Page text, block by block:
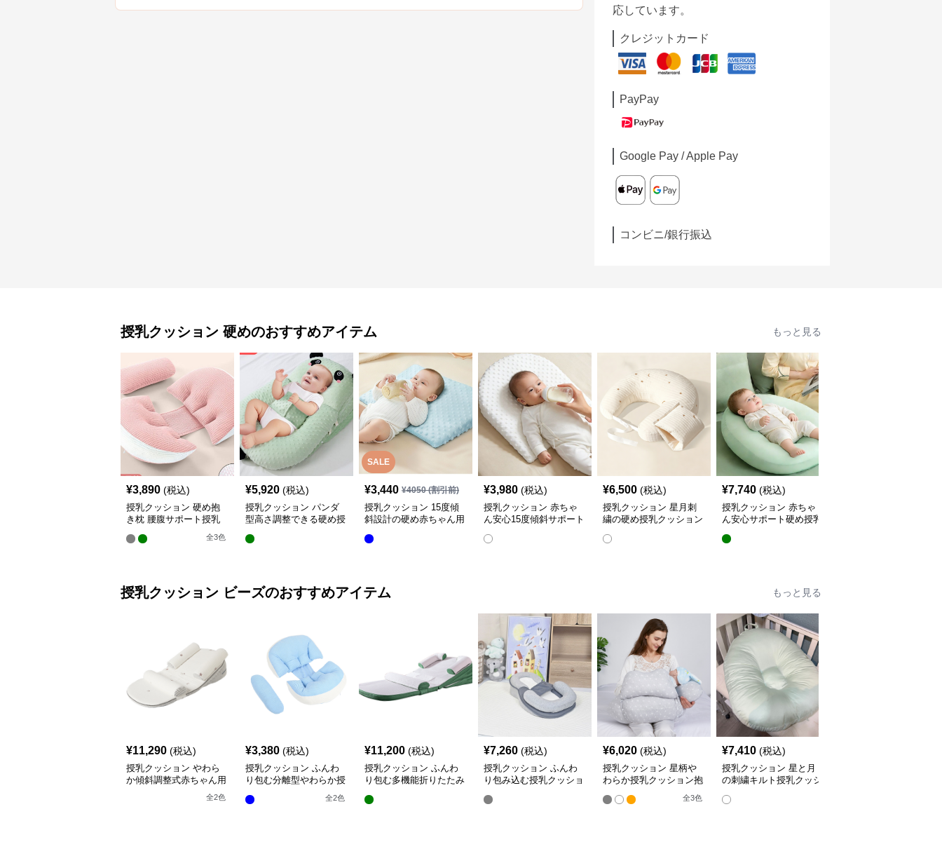
応しています。
クレジットカード
PayPay
Google Pay / Apple Pay
コンビニ/銀行振込
授乳クッション 硬めのおすすめアイテム もっと見る
¥3,890 (税込)
授乳クッション 硬め抱
き枕 腰腹サポート授乳
全3色
¥5,920 (税込)
授乳クッション パンダ
型高さ調整できる硬め授
SALE
¥3,440 ¥4050(割引前)
授乳クッション 15度傾
斜設計の硬め赤ちゃん用
¥3,980 (税込)
授乳クッション 赤ちゃ
ん安心15度傾斜サポート
¥6,500 (税込)
授乳クッション 星月刺
繍の硬め授乳クッション
¥7,740 (税込)
授乳クッション 赤ちゃ
ん安心サポート硬め授乳
授乳クッション ビーズのおすすめアイテム もっと見る
¥11,290 (税込)
授乳クッション やわら
か傾斜調整式赤ちゃん用
全2色
¥3,380 (税込)
授乳クッション ふんわ
り包む分離型やわらか授
全2色
¥11,200 (税込)
授乳クッション ふんわ
り包む多機能折りたたみ
¥7,260 (税込)
授乳クッション ふんわ
り包み込む授乳クッショ
¥6,020 (税込)
授乳クッション 星柄や
わらか授乳クッション抱
き枕兼用多機能タイプ
全3色
¥7,410 (税込)
授乳クッション 星と月
の刺繍キルト授乳クッシ